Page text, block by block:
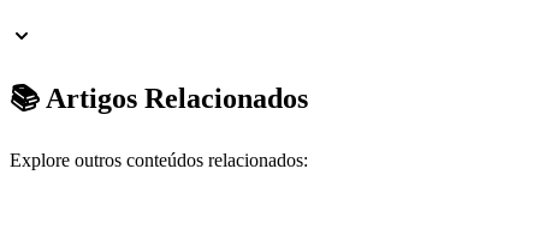
📚 Artigos Relacionados
Explore outros conteúdos relacionados: